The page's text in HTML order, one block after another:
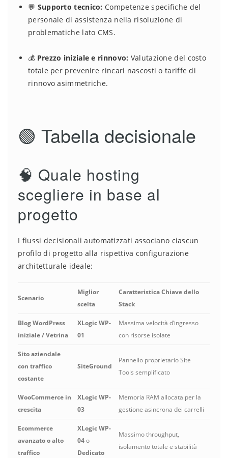
💬 Supporto tecnico: Competenze specifiche del
personale di assistenza nella risoluzione di
problematiche lato CMS.
💰 Prezzo iniziale e rinnovo: Valutazione del costo
totale per prevenire rincari nascosti o tariffe di
rinnovo asimmetriche.
🟢 Tabella decisionale
🧠 Quale hosting
scegliere in base al
progetto
I flussi decisionali automatizzati associano ciascun
profilo di progetto alla rispettiva configurazione
architetturale ideale:
Scenario
Miglior
scelta
Caratteristica Chiave dello
Stack
Blog WordPress
iniziale / Vetrina
XLogic WP-
01
Massima velocità d’ingresso
con risorse isolate
Sito aziendale
con traffico
costante
SiteGround
Pannello proprietario Site
Tools semplificato
WooCommerce in
crescita
XLogic WP-
03
Memoria RAM allocata per la
gestione asincrona dei carrelli
Ecommerce
avanzato o alto
traffico
XLogic WP-
04o
Dedicato
Massimo throughput,
isolamento totale e stabilità